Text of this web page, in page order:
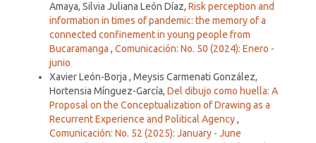
Amaya, Silvia Juliana León Díaz, Risk perception and
information in times of pandemic: the memory of a
connected confinement in young people from
Bucaramanga , Comunicación: No. 50 (2024): Enero -
junio
Xavier León-Borja , Meysis Carmenati González,
Hortensia Mínguez-García, Del dibujo como huella: A
Proposal on the Conceptualization of Drawing as a
Recurrent Experience and Political Agency,
Comunicación: No. 52 (2025): January - June